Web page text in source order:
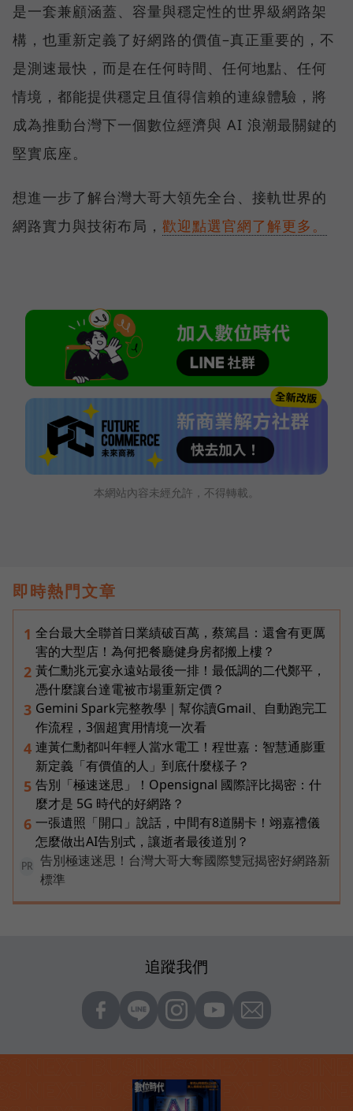
是一套兼顧涵蓋、容量與穩定性的世界級網路架
構，也重新定義了好網路的價值–真正重要的，不
是測速最快，而是在任何時間、任何地點、任何
情境，都能提供穩定且值得信賴的連線體驗，將
成為推動台灣下一個數位經濟與 AI 浪潮最關鍵的
堅實底座。
想進一步了解台灣大哥大領先全台、接軌世界的
網路實力與技術布局， 歡迎點選官網了解更多。
本網站內容未經允許，不得轉載。
即時熱門文章
1 全台最大全聯首日業績破百萬，蔡篤昌：還會有更厲
害的大型店！為何把餐廳健身房都搬上樓？
2 黃仁勳兆元宴永遠站最後一排！最低調的二代鄭平，
憑什麼讓台達電被市場重新定價？
3 Gemini Spark完整教學｜幫你讀Gmail、自動跑完工
作流程，3個超實用情境一次看
4 連黃仁勳都叫年輕人當水電工！程世嘉：智慧通膨重
新定義「有價值的人」到底什麼樣子？
5 告別「極速迷思」！Opensignal 國際評比揭密：什
麼才是 5G 時代的好網路？
6 一張遺照「開口」說話，中間有8道關卡！翊嘉禮儀
怎麼做出AI告別式，讓逝者最後道別？
PR
告別極速迷思！台灣大哥大奪國際雙冠揭密好網路新
標準
追蹤我們